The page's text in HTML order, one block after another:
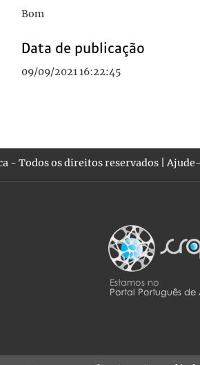
Bom
Data de publicação
09/09/2021 16:22:45
- Todos os direitos reservados |